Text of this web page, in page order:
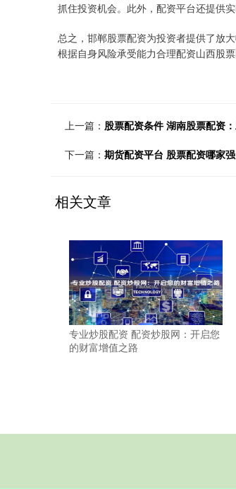
抓住投资机会。此外，配资平台还提供
总之，邯郸股票配资为投资者提供了放
根据自身风险承受能力合理配资山西股
上一篇： 股票配资条件 湖南股票配资
下一篇： 期货配资平台 股票配资哪家
相关文章
专业炒股配资 配资炒股网：开启您
的财富增值之路